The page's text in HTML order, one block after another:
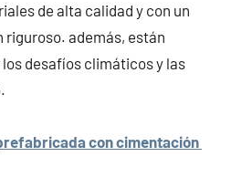
de alta calidad y con un
además, están
desafíos climáticos y las
con cimentación